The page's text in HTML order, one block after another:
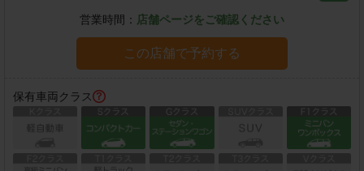
営業時間： 店舗ページをご確認ください
この店舗で予約する
保有車両クラス